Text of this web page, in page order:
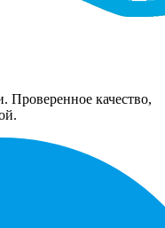
Проверенное качество,